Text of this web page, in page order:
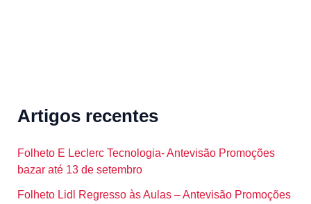
Artigos recentes
Folheto E Leclerc Tecnologia- Antevisão Promoções
bazar até 13 de setembro
Folheto Lidl Regresso às Aulas – Antevisão Promoções